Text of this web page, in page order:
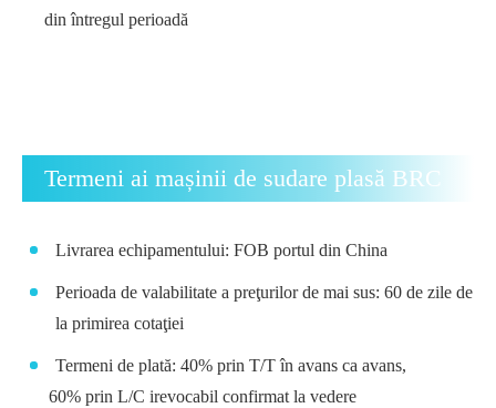
din întregul perioadă
Termeni ai mașinii de sudare plasă BRC
Livrarea echipamentului: FOB portul din China
Perioada de valabilitate a preţurilor de mai sus: 60 de zile de
la primirea cotaţiei
Termeni de plată: 40% prin T/T în avans ca avans,
60% prin L/C irevocabil confirmat la vedere